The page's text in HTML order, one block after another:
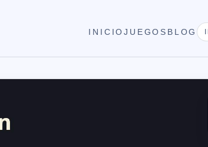
INICIOJUEGOS BLOG